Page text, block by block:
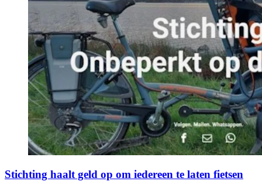
Stichting haalt geld op om iedereen te laten fietsen